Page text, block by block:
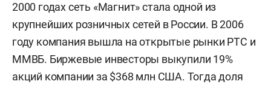
2000 годах сеть «Магнит» стала одной из
крупнейших розничных сетей в России. В 2006
году компания вышла на открытые рынки РТС и
ММВБ. Биржевые инвесторы выкупили 19%
акций компании за $368 млн США. Тогда доля